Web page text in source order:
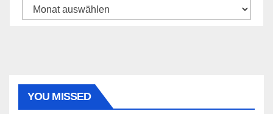
Archiv
YOU MISSED